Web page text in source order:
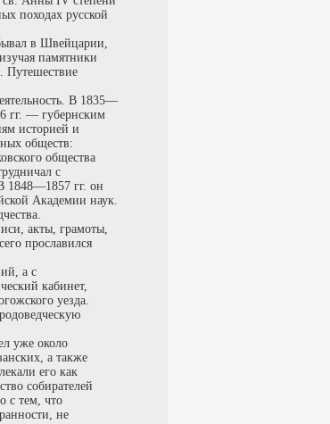
походах русской
в Швейцарии,
памятники
Путешествие
В 1835—
гг. — губернским
историей и
обществ:
общества
с
1848—1857 гг. он
Академии наук.
акты, грамоты,
прославился
а с
кабинет,
уезда.
уже около
а также
его как
собирателей
с тем, что
не